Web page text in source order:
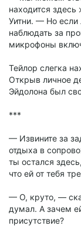
находится
Уитни. — Но если
наблюдать за
микрофоны
Тейлор слегка
Открыв личное
Эйдолона был
***
— Извините за
отдыха в
ты остался
что ей от тебя
— О, круто, —
думал. А зачем
присутствие?